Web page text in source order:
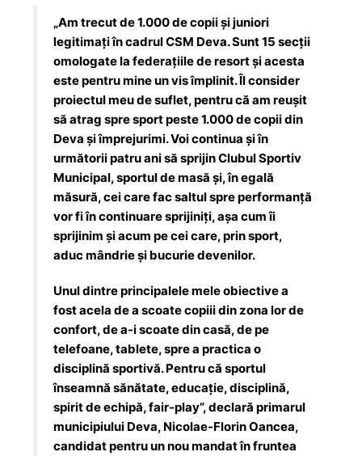
„Am trecut de 1.000 de copii și juniori
legitimați în cadrul CSM Deva. Sunt 15 secții
omologate la federațiile de resort și acesta
este pentru mine un vis împlinit. Îl consider
proiectul meu de suflet, pentru că am reușit
să atrag spre sport peste 1.000 de copii din
Deva și împrejurimi. Voi continua și în
următorii patru ani să sprijin Clubul Sportiv
Municipal, sportul de masă și, în egală
măsură, cei care fac saltul spre performanță
vor fi în continuare sprijiniți, așa cum îi
sprijinim și acum pe cei care, prin sport,
aduc mândrie și bucurie devenilor.
Unul dintre principalele mele obiective a
fost acela de a scoate copiii din zona lor de
confort, de a-i scoate din casă, de pe
telefoane, tablete, spre a practica o
disciplină sportivă. Pentru că sportul
înseamnă sănătate, educație, disciplină,
spirit de echipă, fair-play”, declară primarul
municipiului Deva, Nicolae-Florin Oancea,
candidat pentru un nou mandat în fruntea